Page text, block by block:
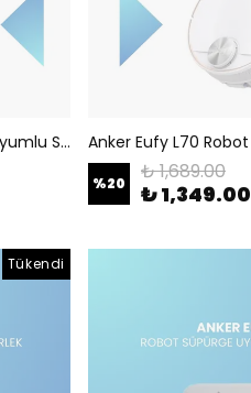
Anker Eufy L70 Robot Süpürge Uyumlu Su Pompası
%20 ₺ 1,689.00
₺ 1,349.00
Tükendi